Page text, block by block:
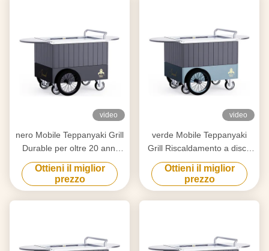
video
nero Mobile Teppanyaki Grill
Durable per oltre 20 anni
Food grade board Hibachi
Grill Table
Ottieni il miglior
prezzo
video
verde Mobile Teppanyaki
Grill Riscaldamento a disco
elettrodico Libero movimento
Tavolo di griglia Hibachi
Ottieni il miglior
prezzo